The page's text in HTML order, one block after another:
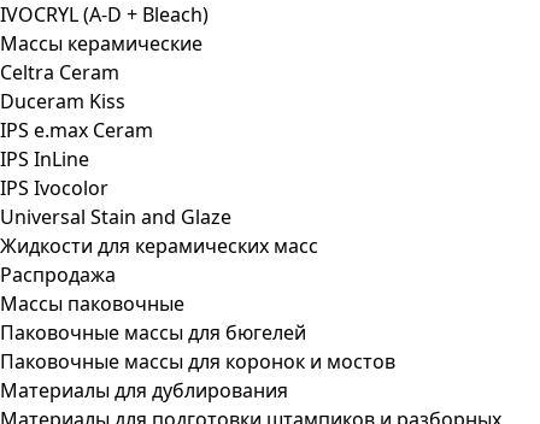
IVOCRYL (A-D + Bleach)
Массы керамические
Celtra Ceram
Duceram Kiss
IPS e.max Ceram
IPS InLine
IPS Ivocolor
Universal Stain and Glaze
Жидкости для керамических масс
Распродажа
Массы паковочные
Паковочные массы для бюгелей
Паковочные массы для коронок и мостов
Материалы для дублирования